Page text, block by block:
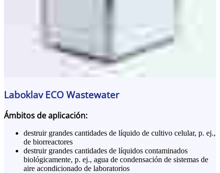
Laboklav ECO Wastewater
Ámbitos de aplicación:
destruir grandes cantidades de líquido de cultivo celular, p. ej.,
de biorreactores
destruir grandes cantidades de líquidos contaminados
biológicamente, p. ej., agua de condensación de sistemas de
aire acondicionado de laboratorios